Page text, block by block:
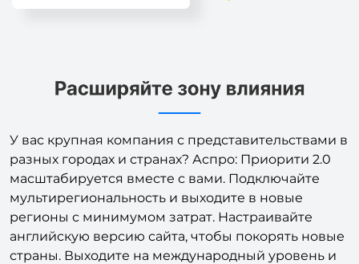
У вас крупная компания с представительствами в
разных городах и странах? Аспро: Приорити 2.0
масштабируется вместе с вами. Подключайте
мультирегиональность и выходите в новые
регионы с минимумом затрат. Настраивайте
английскую версию сайта, чтобы покорять новые
страны. Выходите на международный уровень и